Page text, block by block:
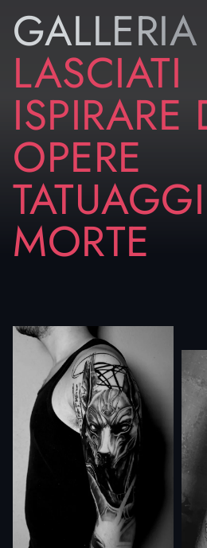
Chi preferisce un
scenografico può
schiena, perfetto per
come la Danza Macabra o
come Thanatos.
GALLERIA
LASCIATI
ISPIRARE
OPERE
TATUAGGI
MORTE